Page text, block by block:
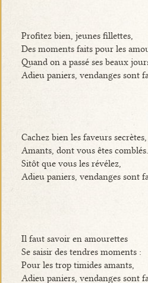
Profitez bien, jeunes fillettes,
Des moments faits pour les
Quand on a passé ses beaux
Adieu paniers, vendanges sont
Cachez bien les faveurs secrètes,
Amants, dont vous êtes comblés.
Sitôt que vous les révélez,
Adieu paniers, vendanges sont
Il faut savoir en amourettes
Se saisir des tendres moments :
Pour les trop timides amants,
Adieu paniers, vendanges sont